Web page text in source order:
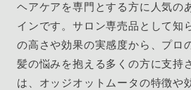
ヘアケアを専門とする方に人気の
インです。サロン専売品として知
の高さや効果の実感度から、プロ
髪の悩みを抱える多くの方に支持
は、オッジオットムータの特徴や